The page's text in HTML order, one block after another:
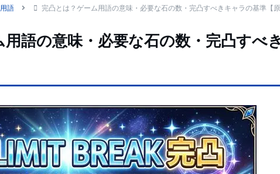
語 完凸とは？ゲーム用語の意味・必要な石の数・完凸すべきキャラの基準【原
語の意味・必要な石の数・完凸すべ